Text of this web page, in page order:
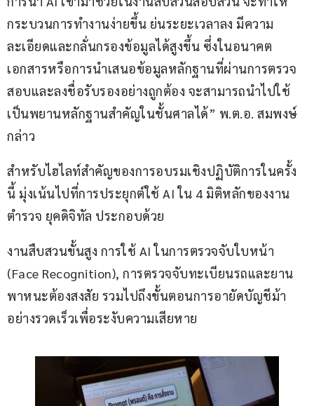
กระบวนการทำงานง่ายขึ้น ย่นระยะเวลาลง มีความ
ละเอียดและกลั่นกรองข้อมูลได้สูงขึ้น ซึ่งในอนาคต
เอกสารหรือการนำเสนอข้อมูลหลักฐานที่ผ่านการตรวจ
สอบและลงชื่อรับรองอย่างถูกต้อง จะสามารถนำไปใช้
เป็นพยานหลักฐานสำคัญในชั้นศาลได้” พ.ต.อ. สมพงษ์
กล่าว
สำหรับไฮไลท์สำคัญของการอบรมเชิงปฏิบัติการในครั้ง
นี้ มุ่งเน้นไปที่การประยุกต์ใช้ AI ใน 4 มิติหลักของงาน
ตำรวจ ยุคดิจิทัล ประกอบด้วย
งานสืบสวนขั้นสูง การใช้ AI ในการตรวจจับใบหน้า
(Face Recognition), การตรวจจับทะเบียนรถและยาน
พาหนะต้องสงสัย รวมไปถึงขั้นตอนการอายัดบัญชีม้า
อย่างรวดเร็วเพื่อระงับความเสียหาย